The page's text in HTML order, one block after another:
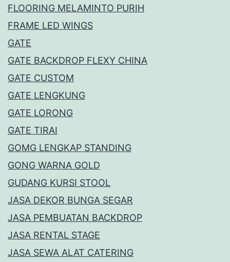
FLOORING MELAMINTO PURIH
FRAME LED WINGS
GATE
GATE BACKDROP FLEXY CHINA
GATE CUSTOM
GATE LENGKUNG
GATE LORONG
GATE TIRAI
GOMG LENGKAP STANDING
GONG WARNA GOLD
GUDANG KURSI STOOL
JASA DEKOR BUNGA SEGAR
JASA PEMBUATAN BACKDROP
JASA RENTAL STAGE
JASA SEWA ALAT CATERING